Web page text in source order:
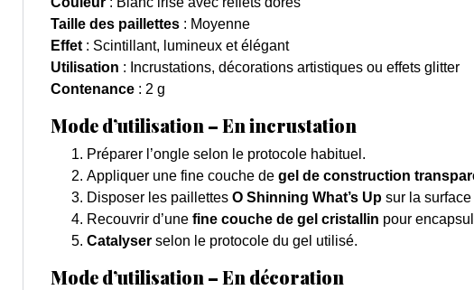
Taille des paillettes : Moyenne
Effet : Scintillant, lumineux et élégant
Utilisation : Incrustations, décorations artistiques ou effets glitter
Contenance : 2 g
Mode d’utilisation – En incrustation
Préparer l’ongle selon le protocole habituel.
Appliquer une fine couche de gel de construction
Disposer les paillettes O Shinning What’s Up sur la surface
Recouvrir d’une fine couche de gel cristallin pour
Catalyser selon le protocole du gel utilisé.
Mode d’utilisation – En décoration